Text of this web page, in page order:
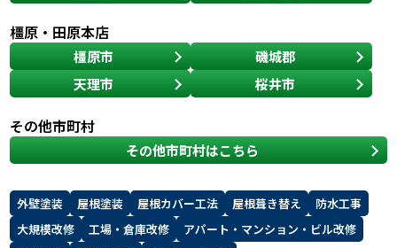
工場倉庫修繕 アパート・マンション修繕
見積もりシミュレーション
橿原・田原本店
橿原市
磯城郡
天理市
桜井市
その他市町村
その他市町村はこちら
外壁塗装 屋根塗装 屋根カバー工法 屋根葺き替え
防水工事
大規模改修
工場・倉庫改修
アパート・マンション・ビル改修